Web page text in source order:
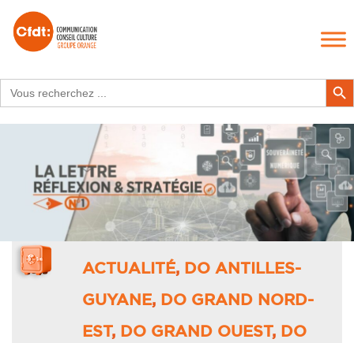
for:
Search
ACTUALITÉ, DO ANTILLES-
GUYANE, DO GRAND NORD-
EST , DO GRAND OUEST , DO